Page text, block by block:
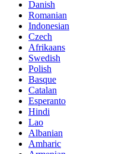
Danish
Romanian
Indonesian
Czech
Afrikaans
Swedish
Polish
Basque
Catalan
Esperanto
Hindi
Lao
Albanian
Amharic